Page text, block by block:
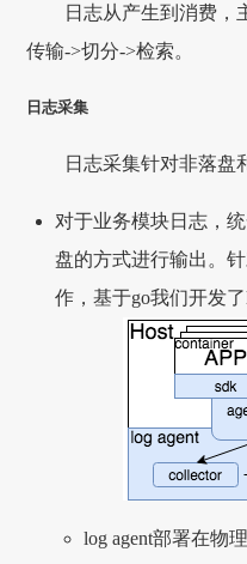
日志从产生到消费，
传输->切分->检索。
日志采集
日志采集针对非落盘
对于业务模块日志，
盘的方式进行输出。
作，基于go我们开发了
log agent部署在物